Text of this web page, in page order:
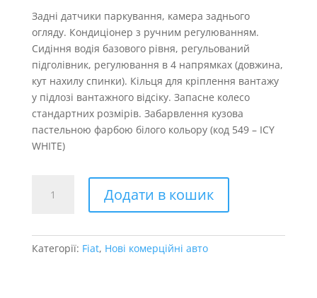
Задні датчики паркування, камера заднього
огляду. Кондиціонер з ручним регулюванням.
Сидіння водія базового рівня, регульований
підголівник, регулювання в 4 напрямках (довжина,
кут нахилу спинки). Кільця для кріплення вантажу
у підлозі вантажного відсіку. Запасне колесо
стандартних розмірів. Забарвлення кузова
пастельною фарбою білого кольору (код 549 – ICY
WHITE)
Doblo
кількість
Додати в кошик
Категорії: Fiat, Нові комерційні авто